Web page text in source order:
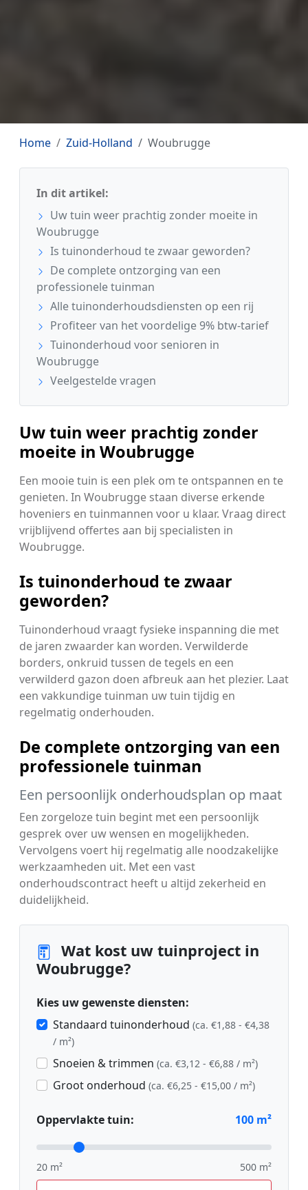
Home Zuid-Holland Woubrugge
In dit artikel:
Uw tuin weer prachtig zonder moeite in
Woubrugge
Is tuinonderhoud te zwaar geworden?
De complete ontzorging van een
professionele tuinman
Alle tuinonderhoudsdiensten op een rij
Profiteer van het voordelige 9% btw-tarief
Tuinonderhoud voor senioren in
Woubrugge
Veelgestelde vragen
Uw tuin weer prachtig zonder
moeite in Woubrugge
Een mooie tuin is een plek om te ontspannen en te
genieten. In Woubrugge staan diverse erkende
hoveniers en tuinmannen voor u klaar. Vraag direct
vrijblijvend offertes aan bij specialisten in
Woubrugge.
Is tuinonderhoud te zwaar
geworden?
Tuinonderhoud vraagt fysieke inspanning die met
de jaren zwaarder kan worden. Verwilderde
borders, onkruid tussen de tegels en een
verwilderd gazon doen afbreuk aan het plezier. Laat
een vakkundige tuinman uw tuin tijdig en
regelmatig onderhouden.
De complete ontzorging van een
professionele tuinman
Een persoonlijk onderhoudsplan op maat
Een zorgeloze tuin begint met een persoonlijk
gesprek over uw wensen en mogelijkheden.
Vervolgens voert hij regelmatig alle noodzakelijke
werkzaamheden uit. Met een vast
onderhoudscontract heeft u altijd zekerheid en
duidelijkheid.
Wat kost uw tuinproject in
Woubrugge?
Kies uw gewenste diensten:
Standaard tuinonderhoud (ca. €1,88 - €4,38
/ m²)
Snoeien & trimmen (ca. €3,12 - €6,88 / m²)
Groot onderhoud (ca. €6,25 - €15,00 / m²)
Oppervlakte tuin: 100 m²
20 m² 500 m²